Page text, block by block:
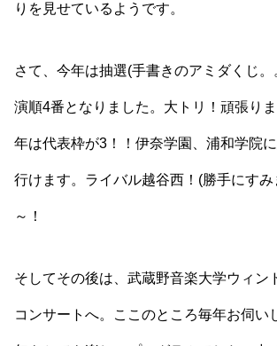
りを見せているようです。
さて、今年は抽選(手書きのアミダくじ
演順4番となりました。大トリ！頑張り
年は代表枠が3！！伊奈学園、浦和学院
行けます。ライバル越谷西！(勝手にすみ
～！
そしてその後は、武蔵野音楽大学ウィン
コンサートへ。ここのところ毎年お伺い